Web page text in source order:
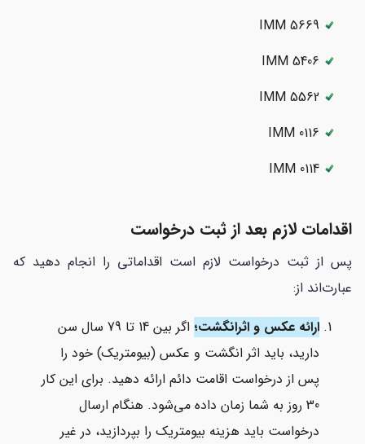
IMM 5669
IMM 5406
IMM 5562
IMM 0116
IMM 0114
اقدامات لازم بعد از ثبت درخواست
پس از ثبت درخواست لازم است اقداماتی را انجام دهید که
عبارت‌اند از:
ارائه عکس و اثرانگشت؛
اگر بین 14 تا 79 سال سن
دارید، باید اثر انگشت و عکس (بیومتریک) خود را
پس از درخواست اقامت دائم ارائه دهید. برای این کار
30 روز به شما زمان داده می‌شود. هنگام ارسال
درخواست باید هزینه بیومتریک را بپردازید، در غیر